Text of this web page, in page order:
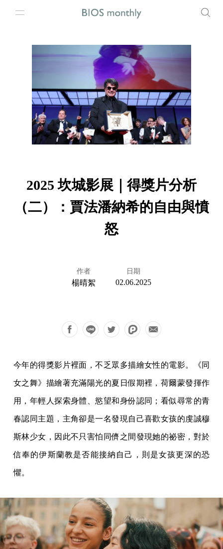
2025 坎城影展｜得獎片分析
（二）：賈法潘納希的自由與憤
怒
作者
楊晴絮
日期
02.06.2025
今年的得獎影片裡面，不乏眾多描繪女性的電影。《同
女之舞》描繪著充滿陽光的夏日假期裡，荷爾蒙發揮作
用，年輕人探索身體、慾望和身份認同；看似尋常的青
春認同主題，主角卻是一名發現自己喜歡女孩的虔誠穆
斯林少女，因此不只害怕同儕之間發現她的祕密，對於
信奉的伊斯蘭教是否能接納自己，則是女孩更深的恐
懼。